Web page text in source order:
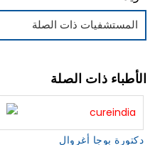
المستشفيات ذات الصلة
الأطباء ذات الصلة
دكتورة بوجا أغروال